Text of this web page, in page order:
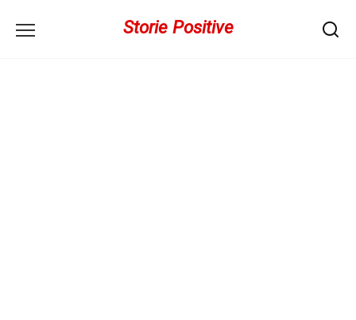
Storie Positive